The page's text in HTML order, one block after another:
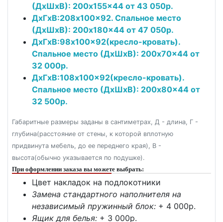
(ДxШxВ): 200x155x44 от 43 050р.
ДxГxВ:208x100x92. Спальное место
(ДxШxВ): 200x180x44 от 47 050р.
ДxГxВ:98x100x92(кресло-кровать).
Спальное место (ДxШxВ): 200x70x44 от
32 000р.
ДxГxВ:108x100x92(кресло-кровать).
Спальное место (ДxШxВ): 200x80x44 от
32 500р.
Габаритные размеры заданы в сантиметрах, Д - длина, Г -
глубина(расстояние от стены, к которой вплотную
придвинута мебель, до ее переднего края), В -
высота(обычно указывается по подушке).
При оформлении заказа вы можете выбрать:
Цвет накладок на подлокотники
Замена стандартного наполнителя на
независимый пружинный блок: + 4 000p.
Ящик для белья: + 3 000p.